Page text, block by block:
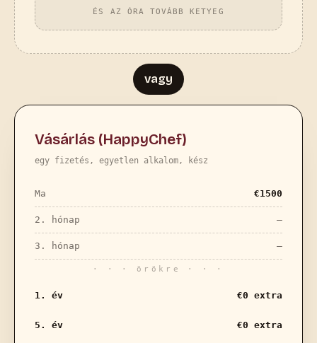
ÉS AZ ÓRA TOVÁBB KETYEG
vagy
Vásárlás (HappyChef)
egy fizetés, egyetlen alkalom, kész
Ma €1500
2. hónap —
3. hónap —
· · · örökre · · ·
1. év €0 extra
5. év €0 extra